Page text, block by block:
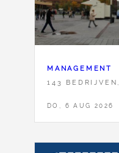
MANAGEMENT
143 BEDRIJVEN,
DO, 6 AUG 2026